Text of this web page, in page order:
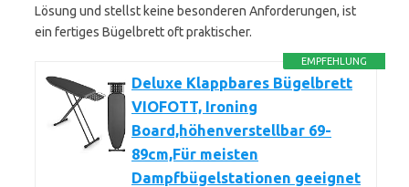
Lösung und stellst keine besonderen Anforderungen, ist
ein fertiges Bügelbrett oft praktischer.
EMPFEHLUNG
Deluxe Klappbares Bügelbrett
VIOFOTT, Ironing
Board,höhenverstellbar 69-
89cm,Für meisten
Dampfbügelstationen geeignet